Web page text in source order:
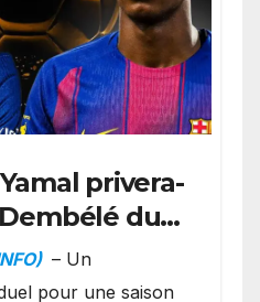
privera-
du
– Un
pour une saison